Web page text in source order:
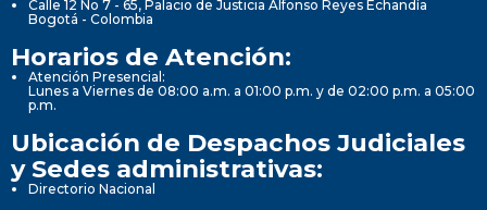
Calle 12 No 7 - 65, Palacio de Justicia Alfonso Reyes Echandía
Bogotá - Colombia
Horarios de Atención:
Atención Presencial:
Lunes a Viernes de 08:00 a.m. a 01:00 p.m. y de 02:00 p.m. a 05:00
p.m.
Ubicación de Despachos Judiciales
y Sedes administrativas:
Directorio Nacional